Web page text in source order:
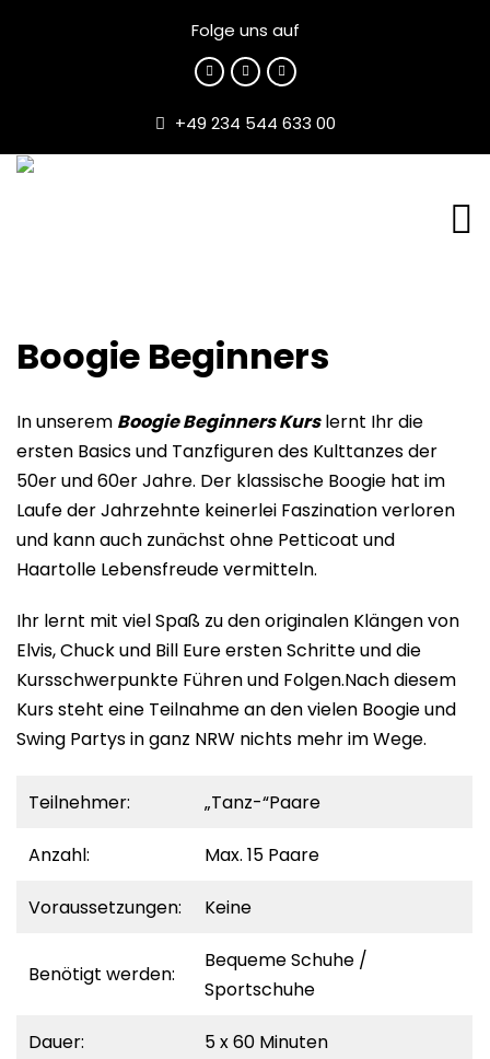
Folge uns auf
+49 234 544 633 00
Boogie Beginners
In unserem Boogie Beginners Kurslernt Ihr die
ersten Basics und Tanzfiguren des Kulttanzes der
50er und 60er Jahre. Der klassische Boogie hat im
Laufe der Jahrzehnte keinerlei Faszination verloren
und kann auch zunächst ohne Petticoat und
Haartolle Lebensfreude vermitteln.
Ihr lernt mit viel Spaß zu den originalen Klängen von
Elvis, Chuck und Bill Eure ersten Schritte und die
Kursschwerpunkte Führen und Folgen.Nach diesem
Kurs steht eine Teilnahme an den vielen Boogie und
Swing Partys in ganz NRW nichts mehr im Wege.
Teilnehmer: „Tanz-“Paare
Anzahl: Max. 15 Paare
Voraussetzungen: Keine
Benötigt werden:
Bequeme Schuhe /
Sportschuhe
Dauer: 5 x 60 Minuten